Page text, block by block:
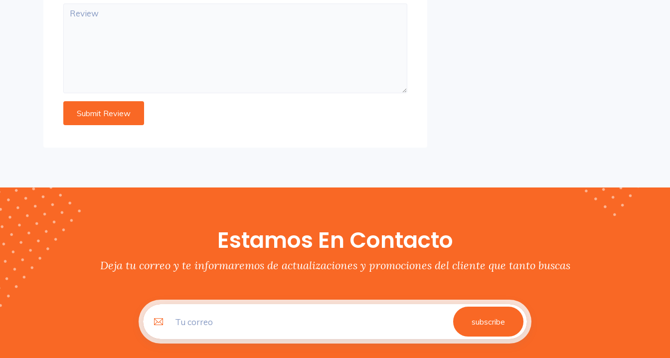
Estamos En Contacto
Deja tu correo y te informaremos de actualizaciones y promociones del cliente que tanto buscas
subscribe